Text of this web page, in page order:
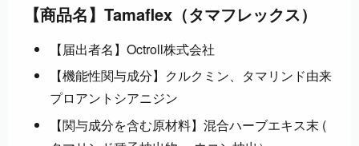
【商品名】Tamaflex（タマフレックス）
【届出者名】Octroll株式会社
【機能性関与成分】クルクミン、タマリンド由来
プロアントシアニジン
【関与成分を含む原材料】混合ハーブエキス末 (